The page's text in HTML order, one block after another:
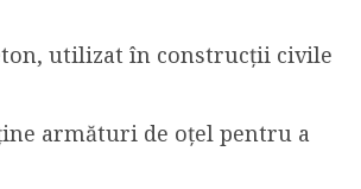
utilizat în construcții civile
armături de oțel pentru a